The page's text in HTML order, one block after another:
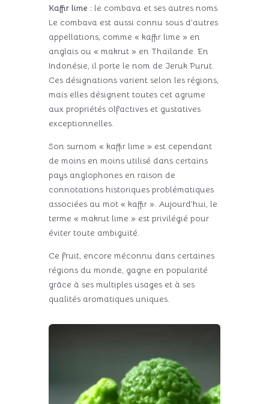
Kaffir lime :le combava et ses autres noms
Le combava est aussi connu sous d’autres
appellations, comme « kaffir lime » en
anglais ou « makrut » en Thaïlande. En
Indonésie, il porte le nom de Jeruk Purut.
Ces désignations varient selon les régions,
mais elles désignent toutes cet agrume
aux propriétés olfactives et gustatives
exceptionnelles.
Son surnom « kaffir lime » est cependant
de moins en moins utilisé dans certains
pays anglophones en raison de
connotations historiques problématiques
associées au mot « kaffir ». Aujourd’hui, le
terme « makrut lime » est privilégié pour
éviter toute ambiguïté.
Ce fruit, encore méconnu dans certaines
régions du monde, gagne en popularité
grâce à ses multiples usages et à ses
qualités aromatiques uniques.